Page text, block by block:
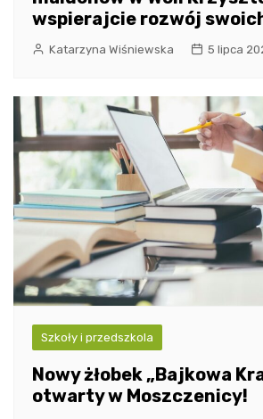
wspierajcie rozwój
Katarzyna Wiśniewska 5 lipca
Szkoły i przedszkola
Nowy żłobek „Bajkowa
otwarty w Moszczenicy!